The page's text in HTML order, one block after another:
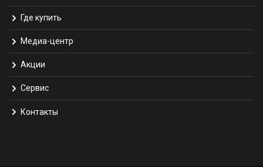
Где купить
Медиа-центр
Акции
Сервис
Контакты